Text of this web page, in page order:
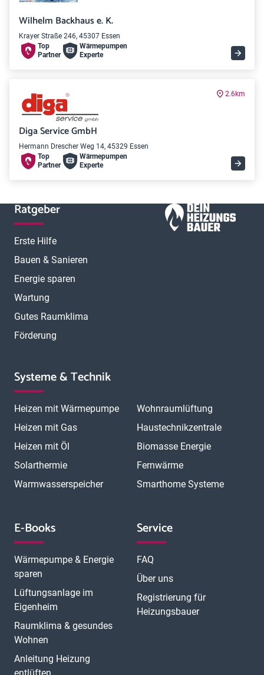
Wilhelm Backhaus e. K.
Krayer Straße 246, 45307 Essen
Top
Partner
Wärme­pumpen
Experte
2.6km
Diga Service GmbH
Hermann Drescher Weg 14, 45329 Essen
Top
Partner
Wärme­pumpen
Experte
Ratgeber
Erste Hilfe
Bauen & Sanieren
Energie sparen
Wartung
Gutes Raumklima
Förderung
Systeme & Technik
Heizen mit Wärmepumpe
Heizen mit Gas
Heizen mit Öl
Solarthermie
Warmwasserspeicher
Wohnraumlüftung
Haustechnikzentrale
Biomasse Energie
Fernwärme
Smarthome Systeme
E-Books
Wärmepumpe & Energie
sparen
Lüftungsanlage im
Eigenheim
Raumklima & gesundes
Wohnen
Anleitung Heizung
Service
FAQ
Über uns
Registrierung für
Heizungsbauer